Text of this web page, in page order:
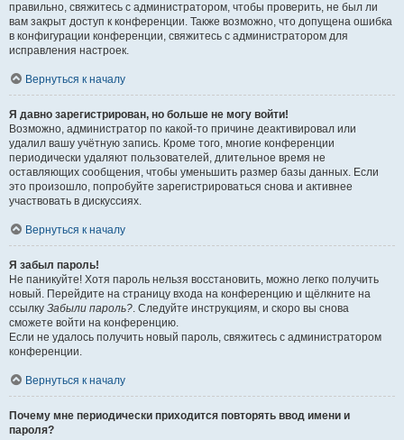
правильно, свяжитесь с администратором, чтобы проверить, не был ли
вам закрыт доступ к конференции. Также возможно, что допущена ошибка
в конфигурации конференции, свяжитесь с администратором для
исправления настроек.
Вернуться к началу
Я давно зарегистрирован, но больше не могу войти!
Возможно, администратор по какой-то причине деактивировал или
удалил вашу учётную запись. Кроме того, многие конференции
периодически удаляют пользователей, длительное время не
оставляющих сообщения, чтобы уменьшить размер базы данных. Если
это произошло, попробуйте зарегистрироваться снова и активнее
участвовать в дискуссиях.
Вернуться к началу
Я забыл пароль!
Не паникуйте! Хотя пароль нельзя восстановить, можно легко получить
новый. Перейдите на страницу входа на конференцию и щёлкните на
ссылку Забыли пароль?. Следуйте инструкциям, и скоро вы снова
сможете войти на конференцию.
Если не удалось получить новый пароль, свяжитесь с администратором
конференции.
Вернуться к началу
Почему мне периодически приходится повторять ввод имени и
пароля?